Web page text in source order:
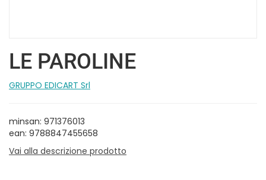
LE PAROLINE
GRUPPO EDICART Srl
minsan: 971376013
ean: 9788847455658
Vai alla descrizione prodotto